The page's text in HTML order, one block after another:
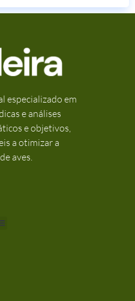
especializado em
e análises
e objetivos,
a otimizar a
aves.